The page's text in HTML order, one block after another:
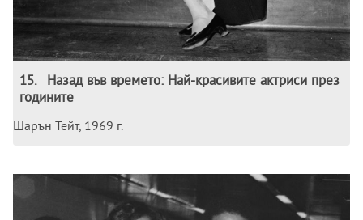
15.
Назад във времето: Най-красивите актриси през
годините
Шарън Тейт, 1969 г.